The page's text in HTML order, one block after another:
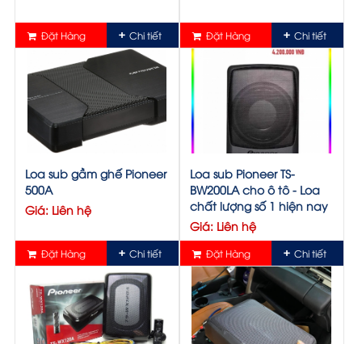
Đặt Hàng Chi tiết Đặt Hàng Chi tiết
Loa sub gầm ghế Pioneer
500A
Giá: Liên hệ
Đặt Hàng Chi tiết
Loa sub Pioneer TS-
BW200LA cho ô tô - Loa
chất lượng số 1 hiện nay
Giá: Liên hệ
Đặt Hàng Chi tiết